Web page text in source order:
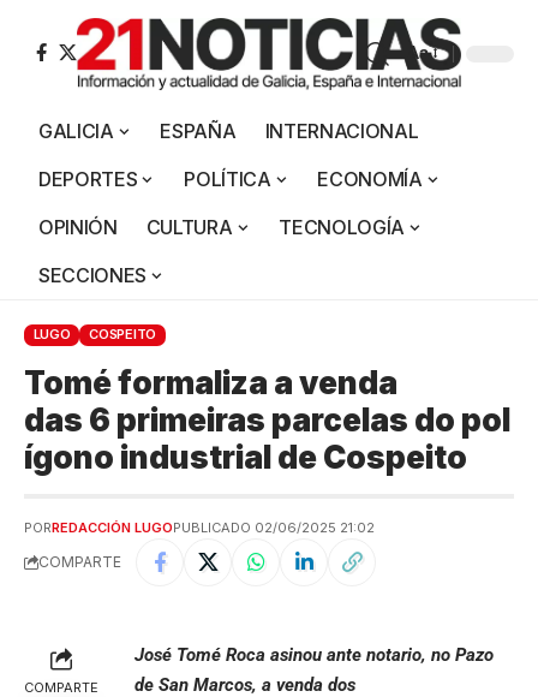
Aa
GALICIA ESPAÑA
INTERNACIONAL
DEPORTES
POLÍTICA
ECONOMÍA
OPINIÓN
CULTURA
TECNOLOGÍA
SECCIONES
LUGO COSPEITO
Tomé formaliza a venda
das 6 primeiras parcelas do pol
ígono industrial de Cospeito
PORREDACCIÓN LUGOPUBLICADO 02/06/2025 21:02
COMPARTE
COMPARTE
José Tomé Roca asinou ante notario, no Pazo
de San Marcos, a venda dos